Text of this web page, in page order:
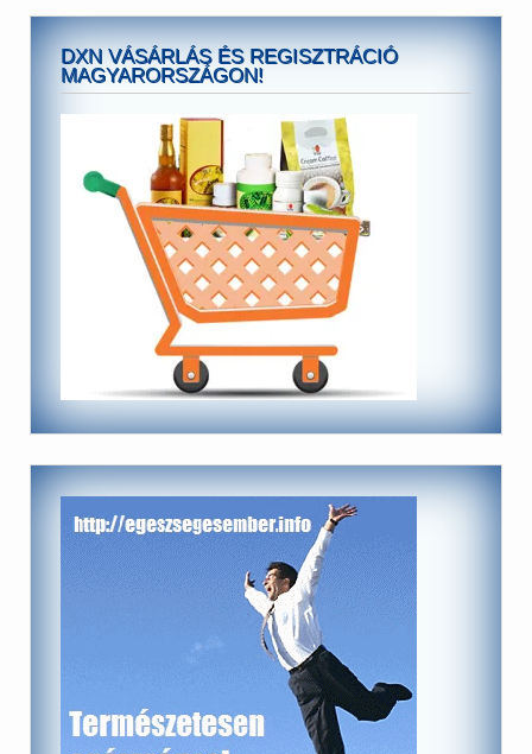
DXN VÁSÁRLÁS ÉS REGISZTRÁCIÓ
MAGYARORSZÁGON!